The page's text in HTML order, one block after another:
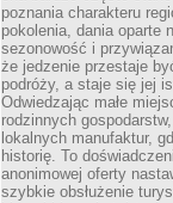
poznania charakteru
pokolenia, dania oparte
sezonowość i
że jedzenie przestaje
podróży, a staje się jej
Odwiedzając małe
rodzinnych
lokalnych manufaktur,
historię. To
anonimowej oferty
szybkie obsłużenie